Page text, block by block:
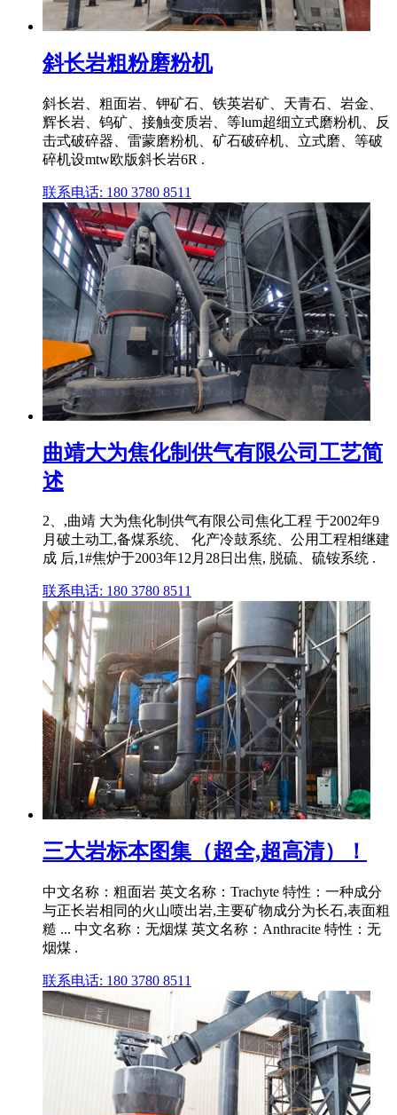
斜长岩粗粉磨粉机
斜长岩、粗面岩、钾矿石、铁英岩矿、天青石、岩金、
辉长岩、钨矿、接触变质岩、等lum超细立式磨粉机、反
击式破碎器、雷蒙磨粉机、矿石破碎机、立式磨、等破
碎机设mtw欧版斜长岩6R .
联系电话: 180 3780 8511
曲靖大为焦化制供气有限公司工艺简
述
2、,曲靖 大为焦化制供气有限公司焦化工程 于2002年9
月破土动工,备煤系统、 化产冷鼓系统、公用工程相继建
成 后,1#焦炉于2003年12月28日出焦, 脱硫、硫铵系统 .
联系电话: 180 3780 8511
三大岩标本图集（超全,超高清）！
中文名称：粗面岩 英文名称：Trachyte 特性：一种成分
与正长岩相同的火山喷出岩,主要矿物成分为长石,表面粗
糙 ... 中文名称：无烟煤 英文名称：Anthracite 特性：无
烟煤 .
联系电话: 180 3780 8511